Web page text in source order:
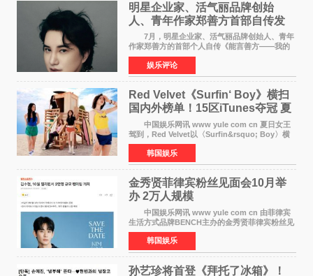
明星企业家、活气丽品牌创始
人、青年作家郑善方首部自传发
布， 书写跨界创业者的成长答卷
7月，明星企业家、活气丽品牌创始人、青年
作家郑善方的首部个人自传《能言善方——我的
跨界人生》正式发行。这本书以他的人生轨迹为
脉络，首次完整公开了从逐梦少年到横跨美业、
公益等多领域的
娱乐评论
Red Velvet《Surfin‘ Boy》横扫
国内外榜单！15区iTunes夺冠 夏
日女王强势回归
中国娱乐网讯 www yule com cn 夏日女王
驾到，Red Velvet以〈Surfin&rsquo; Boy〉横
扫国内外榜单，获得音乐粉丝的热烈反响。
Red Velvet于3日发行了夏日迷你专辑《Velvet
Summer》，
韩国娱乐
金秀贤菲律宾粉丝见面会10月举
办 2万人规模
中国娱乐网讯 www yule com cn 由菲律宾
生活方式品牌BENCH主办的金秀贤菲律宾粉丝见
面会，将于10月2日在马尼拉SM Mall of
Asia（MOA）竞技场举行，预计规模达2万人。
这也是金秀贤自去年陷
韩国娱乐
孙艺珍将首登《拜托了冰箱》！